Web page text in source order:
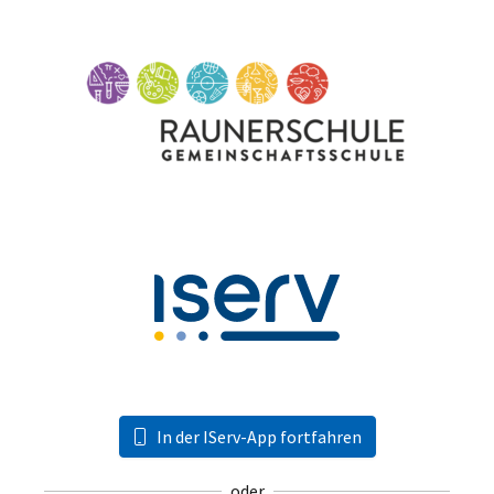
In der IServ-App fortfahren